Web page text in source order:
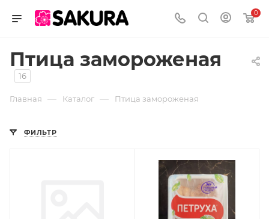
0
Птица замороженая
16
Главная — Каталог — Птица замороженая
ФИЛЬТР